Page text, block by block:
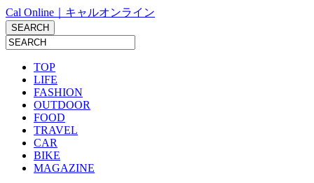
Cal Online｜キャルオンライン
TOP
LIFE
FASHION
OUTDOOR
FOOD
TRAVEL
CAR
BIKE
MAGAZINE